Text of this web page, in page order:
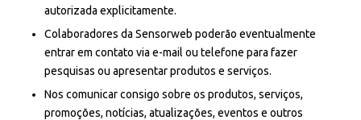
autorizada explicitamente.
Colaboradores da Sensorweb poderão eventualmente
entrar em contato via e-mail ou telefone para fazer
pesquisas ou apresentar produtos e serviços.
Nos comunicar consigo sobre os produtos, serviços,
promoções, notícias, atualizações, eventos e outros